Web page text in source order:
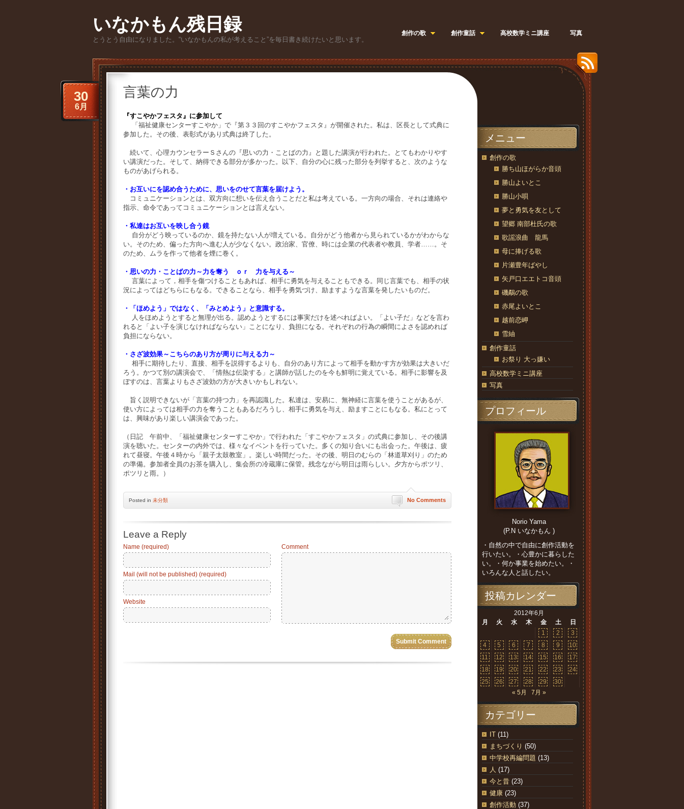
いなかもん残日録
とうとう自由になりました。“いなかもんの私が考えること”を毎日書き続けたいと思います。
創作の歌 創作童話 高校数学ミニ講座 写真
言葉の力
30
6月
『すこやかフェスタ』に参加して
「福祉健康センターすこやか」で『第３３回のすこやかフェスタ』が開催された。私は、区長として式典に
参加した。その後、表彰式があり式典は終了した。
続いて、心理カウンセラーＳさんの『思いの力・ことばの力』と題した講演が行われた。とてもわかりやす
い講演だった。そして、納得できる部分が多かった。以下、自分の心に残った部分を列挙すると、次のような
ものがあげられる。
・お互いにを認め合うために、思いをのせて言葉を届けよう。
コミュニケーションとは、双方向に想いを伝え合うことだと私は考えている。一方向の場合、それは連絡や
指示、命令であってコミュニケーションとは言えない。
・私達はお互いを映し合う鏡
自分がどう映っているのか、鏡を持たない人が増えている。自分がどう他者から見られているかがわからな
い。そのため、偏った方向へ進む人が少なくない。政治家、官僚、時には企業の代表者や教員、学者……。そ
のため、ムラを作って他者を煙に巻く。
・思いの力・ことばの力～力を奪う ｏｒ 力を与える～
言葉によって，相手を傷つけることもあれば、相手に勇気を与えることもできる。同じ言葉でも、相手の状
況によってはどちらにもなる。できることなら、相手を勇気づけ、励ますような言葉を発したいものだ。
・「ほめよう」ではなく、「みとめよう」と意識する。
人をほめようとすると無理が出る。認めようとするには事実だけを述べればよい。「よい子だ」などを言わ
れると「よい子を演じなければならない」ことになり、負担になる。それぞれの行為の瞬間によさを認めれば
負担にならない。
・さざ波効果～こちらのあり方が周りに与える力～
相手に期待したり、直接、相手を説得するよりも、自分のあり方によって相手を動かす方が効果は大きいだ
ろう。かつて別の講演会で、「情熱は伝染する」と講師が話したのを今も鮮明に覚えている。相手に影響を及
ぼすのは、言葉よりもさざ波効の方が大きいかもしれない。
旨く説明できないが「言葉の持つ力」を再認識した。私達は、安易に、無神経に言葉を使うことがあるが、
使い方によっては相手の力を奪うこともあるだろうし、相手に勇気を与え、励ますことにもなる。私にとって
は、興味があり楽しい講演会であった。
（日記 午前中、「福祉健康センターすこやか」で行われた「すこやかフェスタ」の式典に参加し、その後講
演を聴いた。センターの内外では、様々なイベントを行っていた。多くの知り合いにも出会った。午後は、疲
れて昼寝。午後４時から「親子太鼓教室」。楽しい時間だった。その後、明日のむらの「林道草刈り」のため
の準備。参加者全員のお茶を購入し、集会所の冷蔵庫に保管。残念ながら明日は雨らしい。夕方からポツリ、
ポツリと雨。）
No Comments
Posted in 未分類
Leave a Reply
Name (required)
Mail (will not be published) (required)
Website
Comment
メニュー
創作の歌
勝ち山ほがらか音頭
勝山よいとこ
勝山小唄
夢と勇気を友として
望郷 南部杜氏の歌
歌謡浪曲 龍馬
母に捧げる歌
片瀬豊年ばやし
矢戸口エエトコ音頭
磯鷸の歌
赤尾よいとこ
越前恋岬
雪紬
創作童話
お祭り 大っ嫌い
高校数学ミニ講座
写真
プロフィール
Norio Yama
(P.N いなかもん )
・自然の中で自由に創作活動を
行いたい。・心豊かに暮らした
い。・何か事業を始めたい。・
いろんな人と話したい。
投稿カレンダー
2012年6月
月
火 水 木 金 土
日
1
2
3
4
5 6 7 8 9
10
11
12 13 14 15 16
17
18
19 20 21 22 23
24
25
26 27 28 29
30
« 5月
7月 »
カテゴリー
IT (11)
まちづくり (50)
中学校再編問題 (13)
人 (17)
今と昔 (23)
健康 (23)
創作活動 (37)